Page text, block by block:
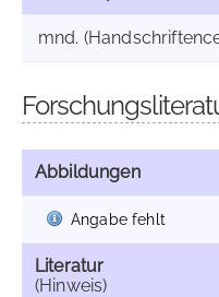
mnd.
Abbildungen
Angabe fehlt
Literatur
(Hinweis)